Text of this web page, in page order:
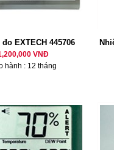
EXTECH 445706
VNĐ
hành : 12 tháng